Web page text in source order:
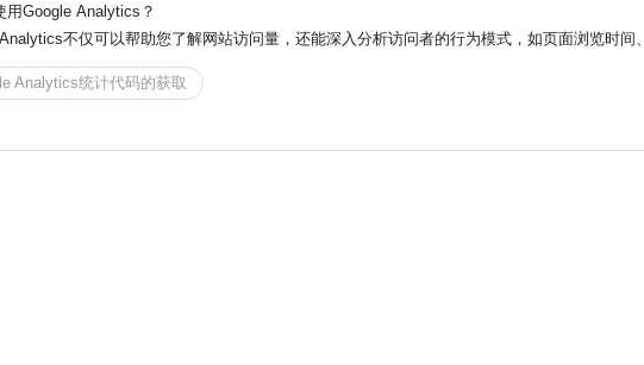
用Google Analytics？
不仅可以帮助您了解网站访问量，还能深入分析访问者的行为模式，如页面浏览时间
化路径等。这些数...
Analytics统计代码的获取